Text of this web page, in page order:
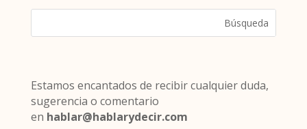
Estamos encantados de recibir cualquier duda,
sugerencia o comentario
en hablar@hablarydecir.com